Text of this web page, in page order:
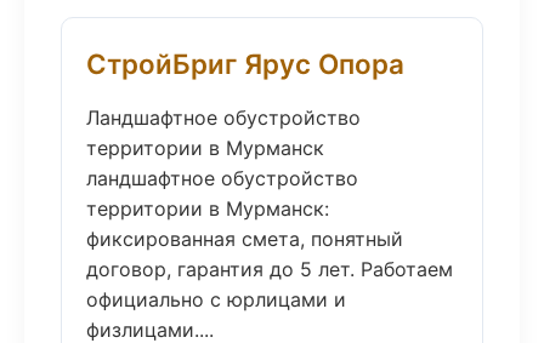
СтройБриг Ярус Опора
Ландшафтное обустройство
территории в Мурманск
ландшафтное обустройство
территории в Мурманск:
фиксированная смета, понятный
договор, гарантия до 5 лет. Работаем
официально с юрлицами и
физлицами....